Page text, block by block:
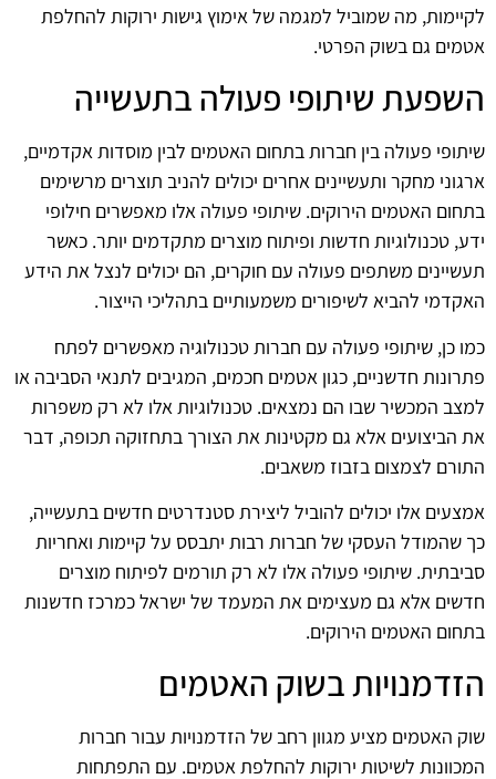
לקיימות, מה שמוביל למגמה של אימוץ גישות ירוקות להחלפת
אטמים גם בשוק הפרטי.
השפעת שיתופי פעולה בתעשייה
שיתופי פעולה בין חברות בתחום האטמים לבין מוסדות אקדמיים,
ארגוני מחקר ותעשיינים אחרים יכולים להניב תוצרים מרשימים
בתחום האטמים הירוקים. שיתופי פעולה אלו מאפשרים חילופי
ידע, טכנולוגיות חדשות ופיתוח מוצרים מתקדמים יותר. כאשר
תעשיינים משתפים פעולה עם חוקרים, הם יכולים לנצל את הידע
האקדמי להביא לשיפורים משמעותיים בתהליכי הייצור.
כמו כן, שיתופי פעולה עם חברות טכנולוגיה מאפשרים לפתח
פתרונות חדשניים, כגון אטמים חכמים, המגיבים לתנאי הסביבה או
למצב המכשיר שבו הם נמצאים. טכנולוגיות אלו לא רק משפרות
את הביצועים אלא גם מקטינות את הצורך בתחזוקה תכופה, דבר
התורם לצמצום בזבוז משאבים.
אמצעים אלו יכולים להוביל ליצירת סטנדרטים חדשים בתעשייה,
כך שהמודל העסקי של חברות רבות יתבסס על קיימות ואחריות
סביבתית. שיתופי פעולה אלו לא רק תורמים לפיתוח מוצרים
חדשים אלא גם מעצימים את המעמד של ישראל כמרכז חדשנות
בתחום האטמים הירוקים.
הזדמנויות בשוק האטמים
שוק האטמים מציע מגוון רחב של הזדמנויות עבור חברות
המכוונות לשיטות ירוקות להחלפת אטמים. עם התפתחות